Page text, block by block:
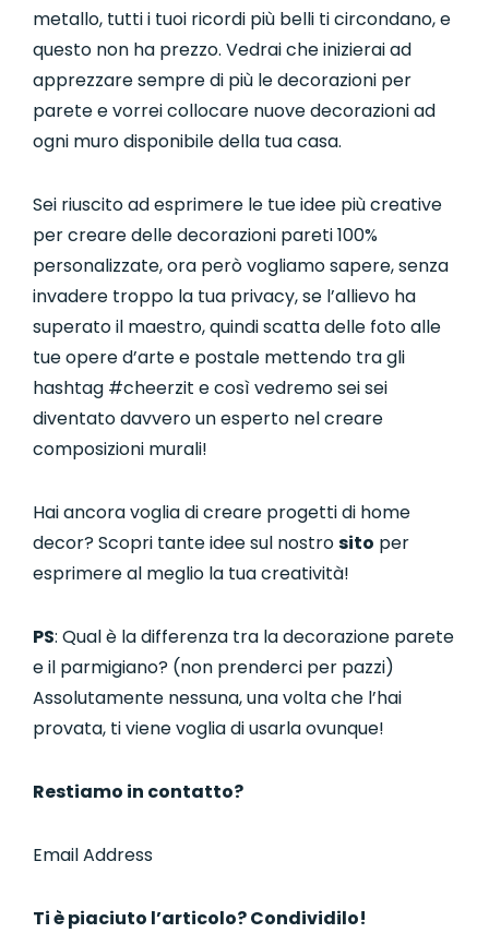
metallo, tutti i tuoi ricordi più belli ti circondano, e
questo non ha prezzo. Vedrai che inizierai ad
apprezzare sempre di più le decorazioni per
parete e vorrei collocare nuove decorazioni ad
ogni muro disponibile della tua casa.
Sei riuscito ad esprimere le tue idee più creative
per creare delle decorazioni pareti 100%
personalizzate, ora però vogliamo sapere, senza
invadere troppo la tua privacy, se l’allievo ha
superato il maestro, quindi scatta delle foto alle
tue opere d’arte e postale mettendo tra gli
hashtag #cheerzit e così vedremo sei sei
diventato davvero un esperto nel creare
composizioni murali!
Hai ancora voglia di creare progetti di home
decor? Scopri tante idee sul nostrosito per
esprimere al meglio la tua creatività!
PS: Qual è la differenza tra la decorazione parete
e il parmigiano? (non prenderci per pazzi)
Assolutamente nessuna, una volta che l’hai
provata, ti viene voglia di usarla ovunque!
Restiamo in contatto?
Email Address
Ti è piaciuto l’articolo? Condividilo!